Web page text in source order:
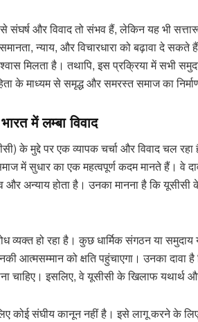
संघर्ष और विवाद तो संभव हैं, लेकिन यह भी
न्याय, और विचारधारा को बढ़ावा दे
मिलता है। तथापि, इस प्रक्रिया में सभी
के माध्यम से समृद्ध और समरस्त समाज का
में लम्बा विवाद
के मुद्दे पर एक व्यापक चर्चा और विवाद चल
में सुधार का एक महत्वपूर्ण कदम मानते हैं। वे
अन्याय होता है। उनका मानना है कि यूसीसी
व्यक्त हो रहा है। कुछ धार्मिक संगठन या
आत्मसम्मान को क्षति पहुंचाएगा। उनका
चाहिए। इसलिए, वे यूसीसी के खिलाफ यथार्थ
कोई संघीय कानून नहीं है। इसे लागू करने के